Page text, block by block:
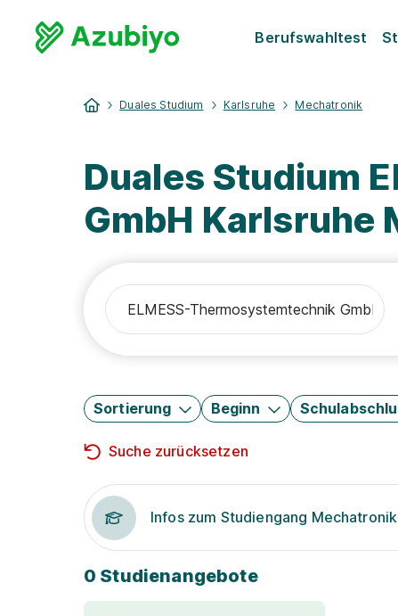
Berufswahltest
Duales Studium Karlsruhe Mechatronik
Duales Studium
GmbH Karlsruhe
Sortierung Beginn
Suche zurücksetzen
Infos zum Studiengang Mechatronik
0 Studienangebote